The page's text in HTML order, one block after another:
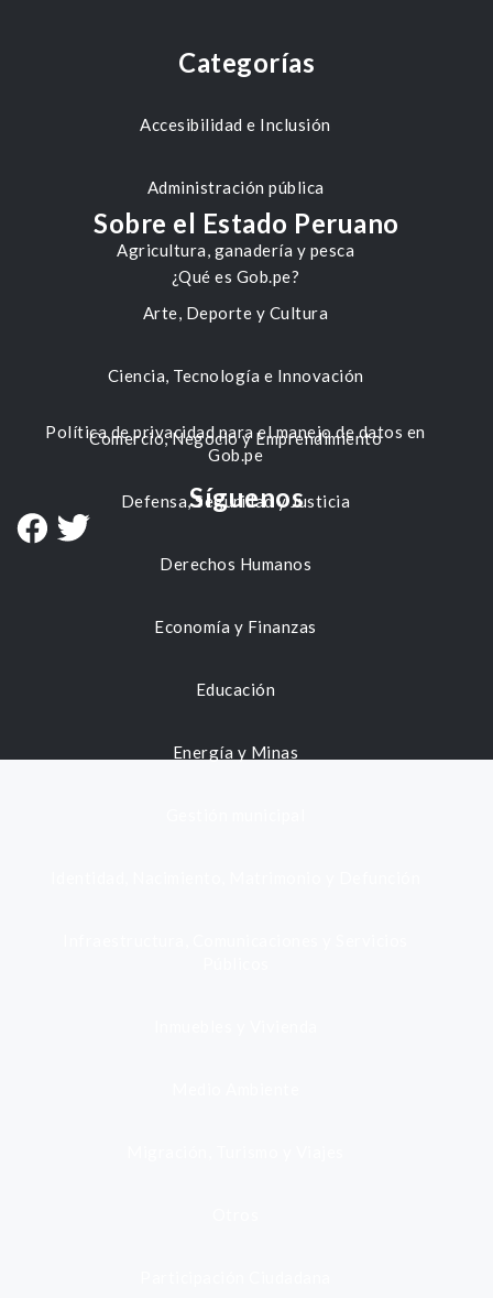
Categorías
Accesibilidad e Inclusión
Administración pública
Agricultura, ganadería y pesca
Arte, Deporte y Cultura
Ciencia, Tecnología e Innovación
Comercio, Negocio y Emprendimiento
Defensa, Seguridad y Justicia
Derechos Humanos
Economía y Finanzas
Educación
Energía y Minas
Sobre el Estado Peruano
¿Qué es Gob.pe?
Política de privacidad para el manejo de datos en
Gob.pe
Síguenos